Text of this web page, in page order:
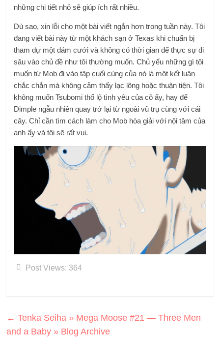
những chi tiết nhỏ sẽ giúp ích rất nhiều.
Dù sao, xin lỗi cho một bài viết ngắn hơn trong tuần này. Tôi
đang viết bài này từ một khách sạn ở Texas khi chuẩn bị
tham dự một đám cưới và không có thời gian để thực sự đi
sâu vào chủ đề như tôi thường muốn. Chủ yếu những gì tôi
muốn từ Mob đi vào tập cuối cùng của nó là một kết luận
chắc chắn mà không cảm thấy lạc lõng hoặc thuận tiện. Tôi
không muốn Tsubomi thổ lộ tình yêu của cô ấy, hay để
Dimple ngẫu nhiên quay trở lại từ ngoài vũ trụ cùng với cái
cây. Chỉ cần tìm cách làm cho Mob hòa giải với nội tâm của
anh ấy và tôi sẽ rất vui.
Post Views: 364
← Tenka Seiha » Mega Moose #21 — Three Men
and a Baby » Blog Archive